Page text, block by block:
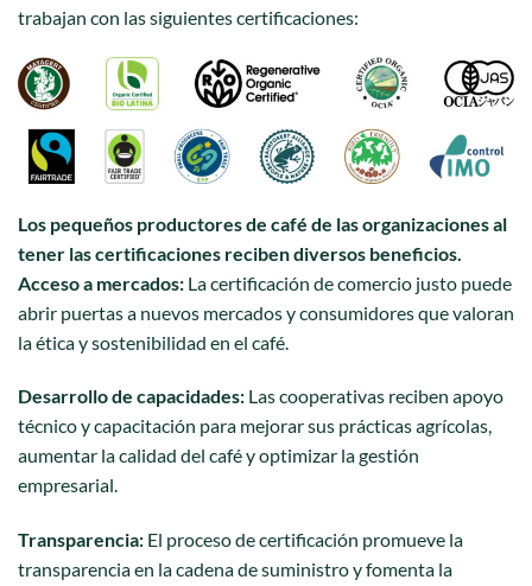
trabajan con las siguientes certificaciones:
Los pequeños productores de café de las organizaciones al
tener las certificaciones reciben diversos beneficios.
Acceso a mercados: La certificación de comercio justo puede
abrir puertas a nuevos mercados y consumidores que valoran
la ética y sostenibilidad en el café.
Desarrollo de capacidades: Las cooperativas reciben apoyo
técnico y capacitación para mejorar sus prácticas agrícolas,
aumentar la calidad del café y optimizar la gestión
empresarial.
Transparencia: El proceso de certificación promueve la
transparencia en la cadena de suministro y fomenta la